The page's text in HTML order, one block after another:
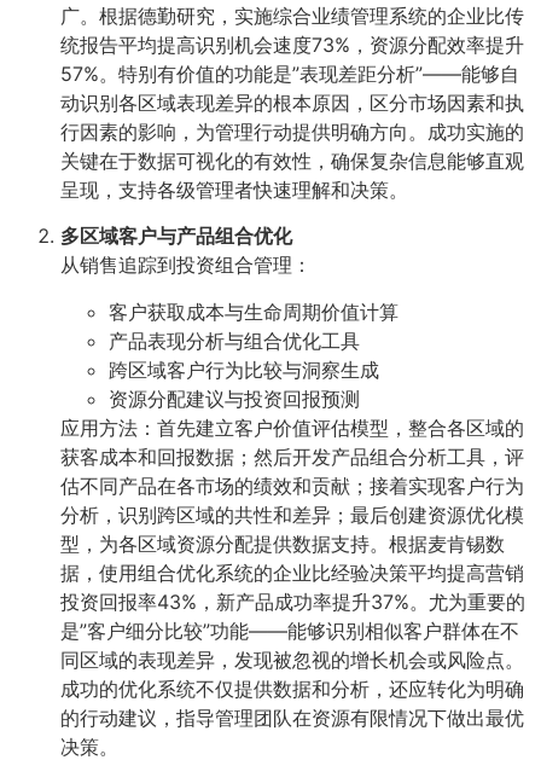
广。根据德勤研究，实施综合业绩管理系统的企业比传
统报告平均提高识别机会速度73%，资源分配效率提升
57%。特别有价值的功能是”表现差距分析”——能够自
动识别各区域表现差异的根本原因，区分市场因素和执
行因素的影响，为管理行动提供明确方向。成功实施的
关键在于数据可视化的有效性，确保复杂信息能够直观
呈现，支持各级管理者快速理解和决策。
多区域客户与产品组合优化
从销售追踪到投资组合管理：
客户获取成本与生命周期价值计算
产品表现分析与组合优化工具
跨区域客户行为比较与洞察生成
资源分配建议与投资回报预测
应用方法：首先建立客户价值评估模型，整合各区域的
获客成本和回报数据；然后开发产品组合分析工具，评
估不同产品在各市场的绩效和贡献；接着实现客户行为
分析，识别跨区域的共性和差异；最后创建资源优化模
型，为各区域资源分配提供数据支持。根据麦肯锡数
据，使用组合优化系统的企业比经验决策平均提高营销
投资回报率43%，新产品成功率提升37%。尤为重要的
是”客户细分比较”功能——能够识别相似客户群体在不
同区域的表现差异，发现被忽视的增长机会或风险点。
成功的优化系统不仅提供数据和分析，还应转化为明确
的行动建议，指导管理团队在资源有限情况下做出最优
决策。